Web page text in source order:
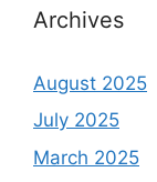
Archives
August 2025
July 2025
March 2025